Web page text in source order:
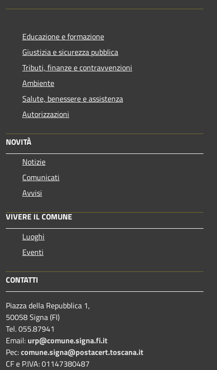
Educazione e formazione
Giustizia e sicurezza pubblica
Tributi, finanze e contravvenzioni
Ambiente
Salute, benessere e assistenza
Autorizzazioni
NOVITÀ
Notizie
Comunicati
Avvisi
VIVERE IL COMUNE
Luoghi
Eventi
CONTATTI
Piazza della Repubblica 1,
50058 Signa (FI)
Tel. 055.87941
Email: urp@comune.signa.fi.it
Pec:comune.signa@postacert.toscana.it
CF e P.IVA: 01147380487